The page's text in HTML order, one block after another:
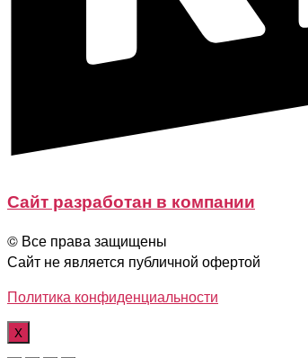
Сайт разработан в компании
© Все права защищены
Сайт не является публичной офертой
Политика конфиденциальности
X